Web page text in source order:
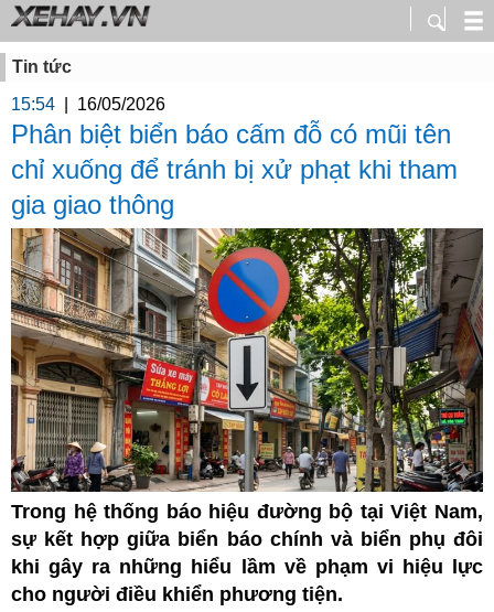
Tin tức
15:54
16/05/2026
Phân biệt biển báo cấm đỗ có mũi tên
chỉ xuống để tránh bị xử phạt khi tham
gia giao thông
Trong hệ thống báo hiệu đường bộ tại Việt Nam,
sự kết hợp giữa biển báo chính và biển phụ đôi
khi gây ra những hiểu lầm về phạm vi hiệu lực
cho người điều khiển phương tiện.